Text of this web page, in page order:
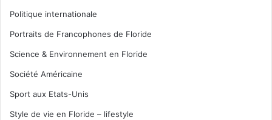
Politique internationale
Portraits de Francophones de Floride
Science & Environnement en Floride
Société Américaine
Sport aux Etats-Unis
Style de vie en Floride – lifestyle